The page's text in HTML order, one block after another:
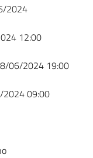
2024
12:00
06/2024 19:00
09:00